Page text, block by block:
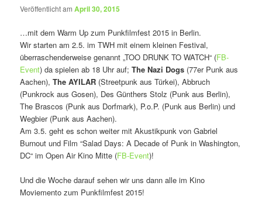
Veröffentlicht amApril 30, 2015
…mit dem Warm Up zum Punkfilmfest 2015 in Berlin.
Wir starten am 2.5. im TWH mit einem kleinen Festival,
überraschenderweise genannt „TOO DRUNK TO WATCH“ (FB-
Event) da spielen ab 18 Uhr auf;The Nazi Dogs (77er Punk aus
Aachen),The AYILAR (Streetpunk aus Türkei), Abbruch
(Punkrock aus Gosen), Des Günthers Stolz (Punk aus Berlin),
The Brascos (Punk aus Dorfmark), P.o.P. (Punk aus Berlin) und
Wegbier (Punk aus Aachen).
Am 3.5. geht es schon weiter mit Akustikpunk von Gabriel
Burnout und Film “Salad Days: A Decade of Punk in Washington,
DC“ im Open Air Kino Mitte (FB-Event)!
Und die Woche darauf sehen wir uns dann alle im Kino
Moviemento zum Punkfilmfest 2015!